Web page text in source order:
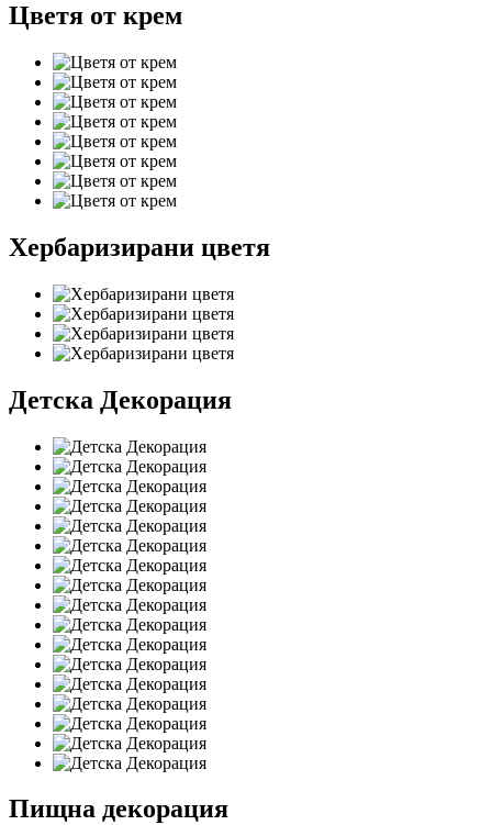
Цветя от крем
Хербаризирани цветя
Детска Декорация
Пищна декорация